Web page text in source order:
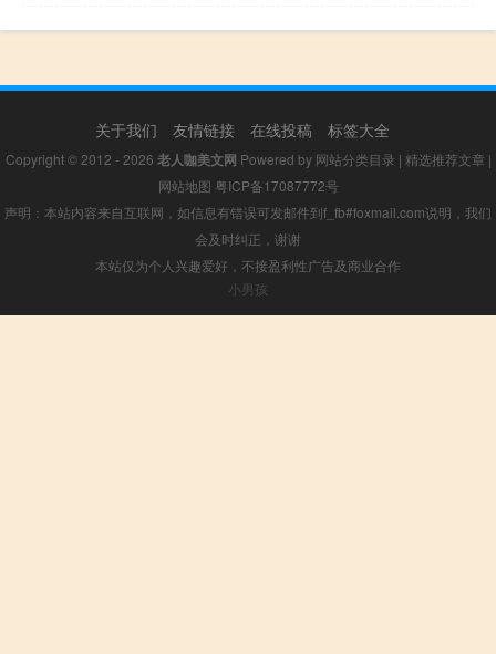
关于我们 友情链接 在线投稿 标签大全
Copyright © 2012 - 2026 老人咖美文网 Powered by 网站分类目录 | 精选推荐文章 |
网站地图 粤ICP备17087772号
声明：本站内容来自互联网，如信息有错误可发邮件到f_fb#foxmail.com说明，我们
会及时纠正，谢谢
本站仅为个人兴趣爱好，不接盈利性广告及商业合作
小男孩